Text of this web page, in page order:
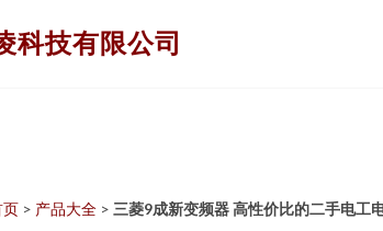
科技有限公司
页 > 产品大全 > 三菱9成新变频器 高性价比的二手电工